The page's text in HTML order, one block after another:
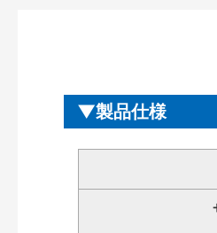
製品仕様